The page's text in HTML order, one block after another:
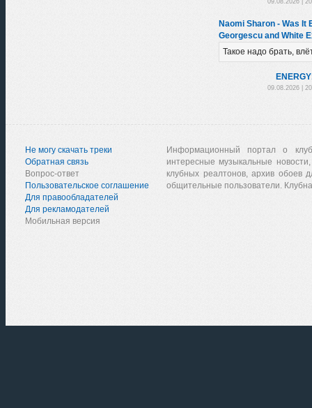
Naomi Sharon - Was It
Georgescu and White
Такое надо брать,
09.08.2026 |
Не могу скачать треки
Обратная связь
Вопрос-ответ
Пользовательское соглашение
Для правообладателей
Для рекламодателей
Мобильная версия
Информационный портал о
интересные музыкальные
клубных реалтонов, архив обоев
общительные пользователи.